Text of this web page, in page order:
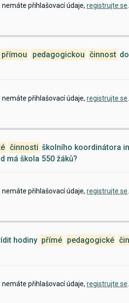
nemáte přihlašovací údaje, registrujte se
přímou pedagogickou činnost
nemáte přihlašovací údaje, registrujte se
činnosti školního koordinátora
má škola 550 žáků?
nemáte přihlašovací údaje, registrujte se
hodiny přímé pedagogické
nemáte přihlašovací údaje, registrujte se